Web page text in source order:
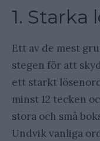
1. Starka
Ett av de mest
stegen för att
ett starkt
minst 12 tecken
stora och små
Undvik vanliga